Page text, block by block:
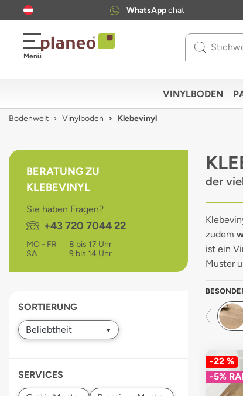
WhatsAppchat
Menü
Use
down
Press
enter
selected
search
result.
Touch
users
use
touch
gestures.
VINYLBODEN
Bodenwelt Vinylboden Klebevinyl
BERATUNG ZU
KLEBEVINYL
Sie haben Fragen?
Telefon:
+43 720 7044 22
MO - FR
8 bis 17 Uhr
SA
9 bis 14 Uhr
SORTIERUNG
SERVICES
der
zudem
ist ein
Muster
-22 %
-5%